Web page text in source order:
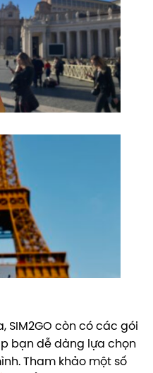
SIM2GO còn có các gói
bạn dễ dàng lựa chọn
Tham khảo một số